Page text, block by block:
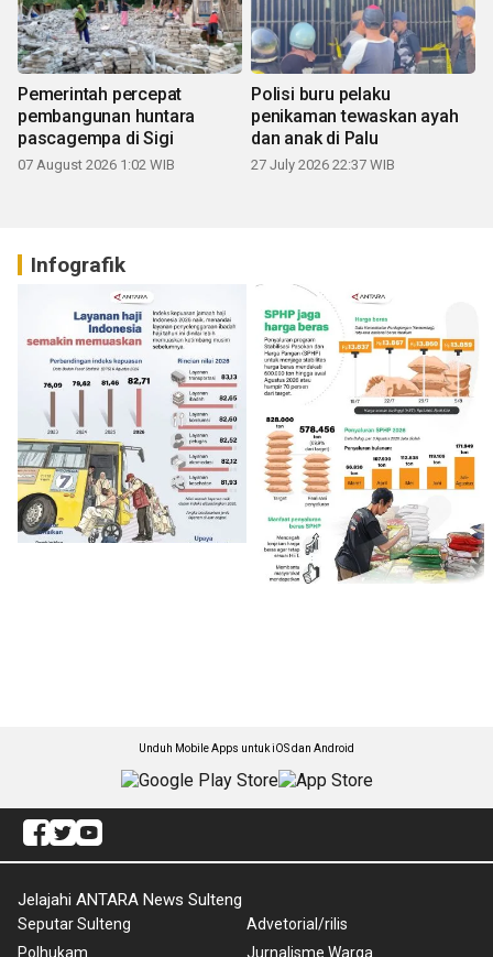
Pemerintah percepat
pembangunan huntara
pascagempa di Sigi
07 August 2026 1:02 WIB
Polisi buru pelaku
penikaman tewaskan ayah
dan anak di Palu
27 July 2026 22:37 WIB
Infografik
Unduh Mobile Apps untuk iOS dan Android
Jelajahi ANTARA News Sulteng
Seputar Sulteng
Polhukam
Advetorial/rilis
Jurnalisme Warga